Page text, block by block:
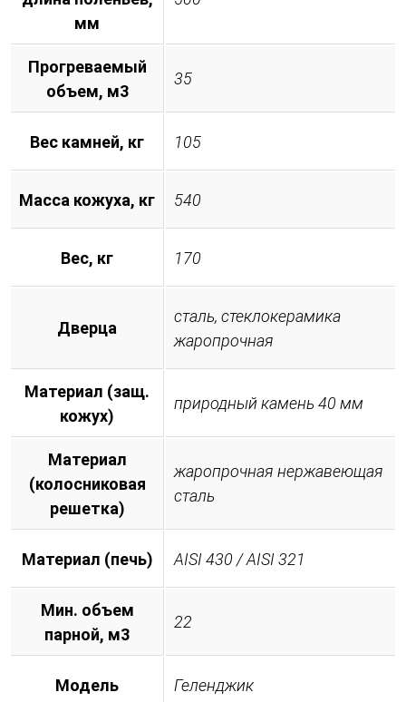
мм
Прогреваемый
объем, м3
35
Вес камней, кг 105
Масса кожуха, кг 540
Вес, кг 170
Дверца
сталь, стеклокерамика
жаропрочная
Материал (защ.
кожух)
природный камень 40 мм
Материал
(колосниковая
решетка)
жаропрочная нержавеющая
сталь
Материал (печь) AISI 430 / AISI 321
Мин. объем
парной, м3
22
Модель Геленджик